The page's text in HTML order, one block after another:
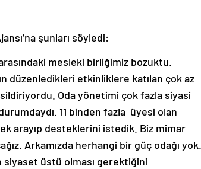
şunları söyledi:
mesleki birliğimiz bozuktu.
düzenledikleri etkinliklere katılan çok az
Oda yönetimi çok fazla siyasi
11 binden fazla üyesi olan
arayıp desteklerini istedik. Biz mimar
Arkamızda herhangi bir güç odağı yok.
siyaset üstü olması gerektiğini